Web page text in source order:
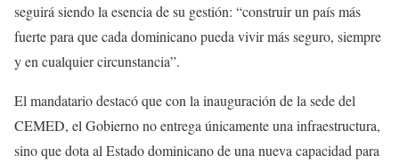
seguirá siendo la esencia de su gestión: “construir un país más
fuerte para que cada dominicano pueda vivir más seguro, siempre
y en cualquier circunstancia”.
El mandatario destacó que con la inauguración de la sede del
CEMED, el Gobierno no entrega únicamente una infraestructura,
sino que dota al Estado dominicano de una nueva capacidad para